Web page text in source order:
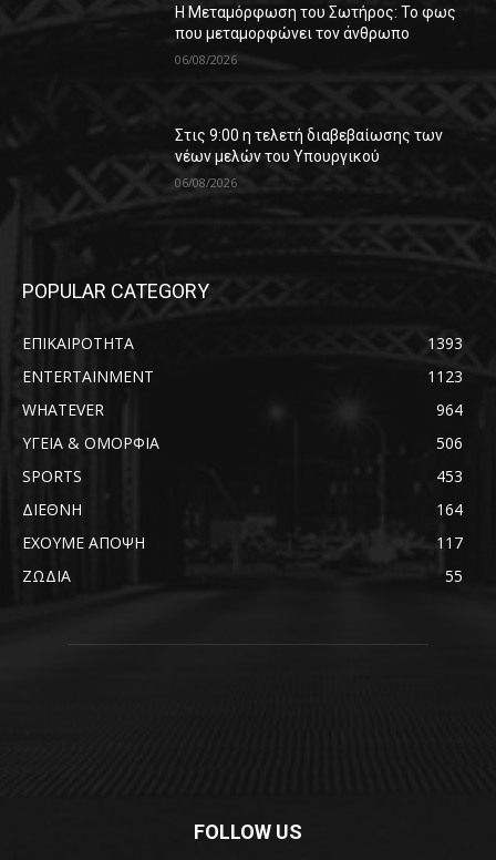
Η Μεταμόρφωση του Σωτήρος: Το φως
που μεταμορφώνει τον άνθρωπο
06/08/2026
Στις 9:00 η τελετή διαβεβαίωσης των
νέων μελών του Υπουργικού
06/08/2026
POPULAR CATEGORY
ΕΠΙΚΑΙΡΟΤΗΤΑ
1393
ENTERTAINMENT
1123
WHATEVER
964
ΥΓΕΙΑ & ΟΜΟΡΦΙΑ
506
SPORTS
453
ΔΙΕΘΝΗ
164
ΕΧΟΥΜΕ ΑΠΟΨΗ
117
ΖΩΔΙΑ
55
FOLLOW US